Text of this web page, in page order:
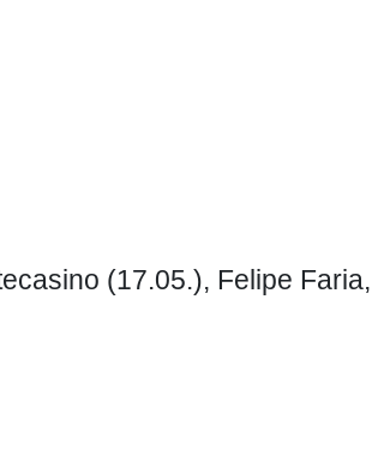
(17.05.), Felipe Faria,